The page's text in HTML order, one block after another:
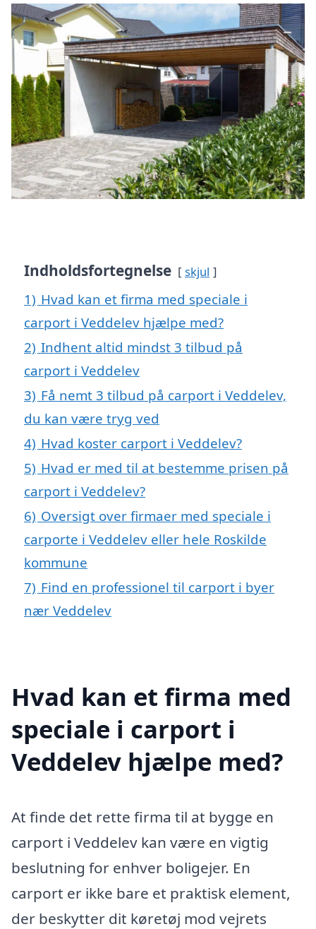
Indholdsfortegnelse skjul
1) Hvad kan et firma med speciale i
carport i Veddelev hjælpe med?
2) Indhent altid mindst 3 tilbud på
carport i Veddelev
3) Få nemt 3 tilbud på carport i Veddelev,
du kan være tryg ved
4) Hvad koster carport i Veddelev?
5) Hvad er med til at bestemme prisen på
carport i Veddelev?
6) Oversigt over firmaer med speciale i
carporte i Veddelev eller hele Roskilde
kommune
7) Find en professionel til carport i byer
nær Veddelev
Hvad kan et firma med
speciale i carport i
Veddelev hjælpe med?
At finde det rette firma til at bygge en
carport i Veddelev kan være en vigtig
beslutning for enhver boligejer. En
carport er ikke bare et praktisk element,
der beskytter dit køretøj mod vejrets